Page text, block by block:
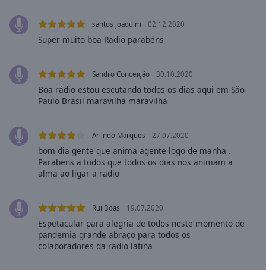
Audio
in-
Picture
Fullscreen
modal
dialog
santos joaquim 02.12.2020
Super muito boa Radio parabéns
Sandro Conceição 30.10.2020
Boa rádio estou escutando todos os dias aqui em São
Paulo Brasil maravilha maravilha
Arlindo Marques 27.07.2020
bom dia gente que anima agente logo de manha .
Parabens a todos que todos os dias nos animam a
alma ao ligar a radio
Rui Boas 19.07.2020
Espetacular para alegria de todos neste momento de
pandemia grande abraço para todos os
colaboradores da radio latina